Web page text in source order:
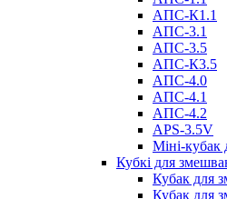
АПС-К1.1
АПС-3.1
АПС-3.5
АПС-К3.5
АПС-4.0
АПС-4.1
АПС-4.2
APS-3.5V
Міні-кубак
Кубкі для
Кубак для
Кубак для